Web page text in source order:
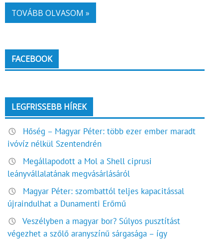
TOVÁBB OLVASOM »
FACEBOOK
LEGFRISSEBB HÍREK
Hőség – Magyar Péter: több ezer ember maradt
ivóvíz nélkül Szentendrén
Megállapodott a Mol a Shell ciprusi
leányvállalatának megvásárlásáról
Magyar Péter: szombattól teljes kapacitással
újraindulhat a Dunamenti Erőmű
Veszélyben a magyar bor? Súlyos pusztítást
végezhet a szőlő aranyszínű sárgasága – így